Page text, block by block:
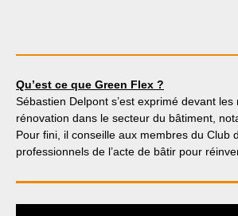
Qu’est ce que Green Flex ?
Sébastien Delpont s’est exprimé devant
rénovation dans le secteur du bâtiment,
Pour fini, il conseille aux membres du Club
professionnels de l’acte de bâtir pour